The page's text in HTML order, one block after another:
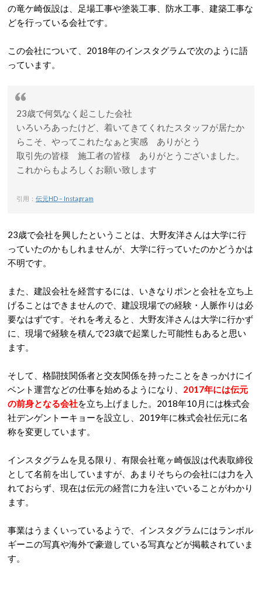
の竜ケ崎仮設は、足場工事や塗装工事、防水工事、建築工事な
どを行っている会社です。
この会社について、2018年のインスタグラムで次のように語
っています。
23歳で何気なく起こした会社
いろいろあったけど、着いてきてくれたスタッフが居たか
らこそ、やってこれたなぁと実感 ありがとう
取引先の皆様 施工者の皆様 ありがとうございました。
これからもよろしくお願い致します
引用： 伝元HD – Instagram
23歳で会社を興したということは、大野友洋さんは大学に行
っていたのかもしれませんが、大学に行っていたのかどうかは
不明です。
また、建設会社を経営するには、いきなりポンと会社を立ち上
げることはできませんので、建設現場での経験・人脈作りは必
要なはずです。それを考えると、大野友洋さんは大学に行かず
に、現場で経験を積んで23歳で起業した可能性もあると思い
ます。
そして、格闘技関係者と交友関係を持ったことをきっかけにイ
ベント運営などの仕事を始めるようになり、 2017年には伝元
の前身となる会社を立ち上げました。2018年10月には株式会
社デンゲントーキョーを設立し、2019年に株式会社伝元に名
称を変更しています。
インスタグラムを見る限り、有限会社竜ヶ崎仮設は代表取締役
として名前を出していますが、あまりそちらの会社には力を入
れておらず、現在は伝元の経営に力を注いでいることがわかり
ます。
事業はうまくいっているようで、インスタグラムにはランボル
ギーニの写真や海外で豪遊している写真などが掲載されていま
す。